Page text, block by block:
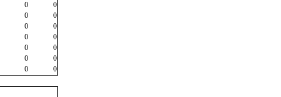
0
0
0
0
0
0
0
0
0
0
0
0
0
0